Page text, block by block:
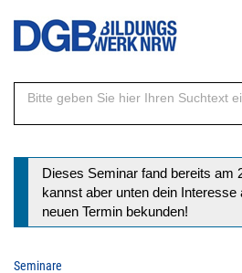
Direkt
Inhalt
Statusmeldung
Dieses Seminar fand bereits am
kannst aber unten dein
neuen Termin bekunden!
Seminare